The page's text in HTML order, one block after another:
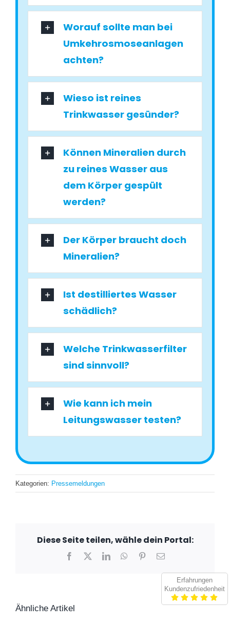
Worauf sollte man bei
Umkehrosmoseanlagen
achten?
Wieso ist reines
Trinkwasser gesünder?
Können Mineralien durch
zu reines Wasser aus
dem Körper gespült
werden?
Der Körper braucht doch
Mineralien?
Ist destilliertes Wasser
schädlich?
Welche Trinkwasserfilter
sind sinnvoll?
Wie kann ich mein
Leitungswasser testen?
Kategorien: Pressemeldungen
Diese Seite teilen, wähle dein Portal:
Facebook LinkedInWhatsApp
Pinterest
E-
Ähnliche Artikel
Erfahrungen
Kundenzufriedenheit